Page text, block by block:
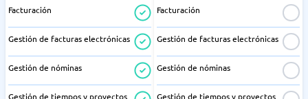
Facturación
Gestión de facturas electrónicas
Gestión de nóminas
Gestión de tiempos y proyectos
Facturación
Gestión de facturas electrónicas
Gestión de nóminas
Gestión de tiempos y proyectos